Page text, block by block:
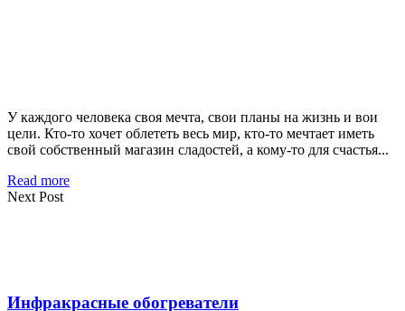
У каждого человека своя мечта, свои планы на жизнь и вои
цели. Кто-то хочет облететь весь мир, кто-то мечтает иметь
свой собственный магазин сладостей, а кому-то для счастья...
Read more
Next Post
Инфракрасные обогреватели